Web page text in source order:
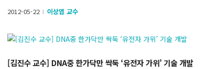
2012-05-22 l 이상엽 교수
[김진수 교수] DNA중 한가닥만 싹둑 ‘유전자 가위’ 기술 개발